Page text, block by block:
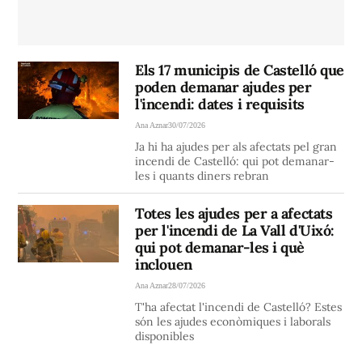
Els 17 municipis de Castelló que
poden demanar ajudes per
l'incendi: dates i requisits
Ana Aznar30/07/2026
Ja hi ha ajudes per als afectats pel gran
incendi de Castelló: qui pot demanar-
les i quants diners rebran
Totes les ajudes per a afectats
per l'incendi de La Vall d'Uixó:
qui pot demanar-les i què
inclouen
Ana Aznar28/07/2026
T'ha afectat l'incendi de Castelló? Estes
són les ajudes econòmiques i laborals
disponibles